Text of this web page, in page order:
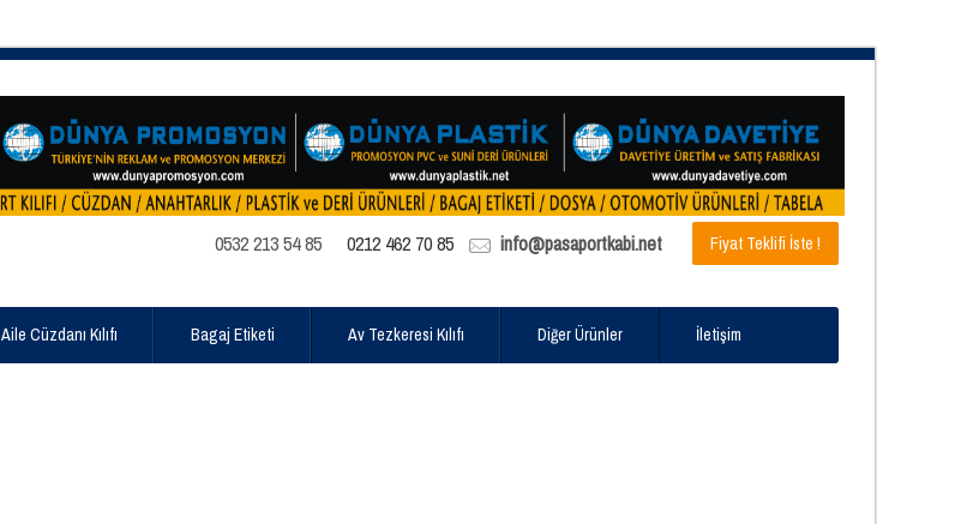
0532 213 54 85 0212 462 70 85 info@pasaportkabi.net Fiyat Teklifi İste !
Aile Cüzdanı Kılıfı Bagaj Etiketi Av Tezkeresi Kılıfı Diğer Ürünler İletişim